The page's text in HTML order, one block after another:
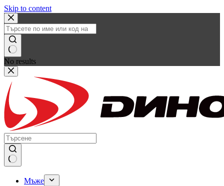
Skip to content
No results
Мъже